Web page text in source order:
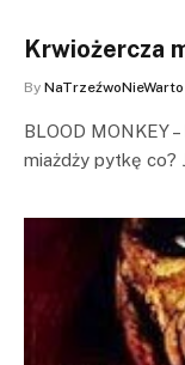
Krwiożercza
By NaTrzeźwoNieWarto
BLOOD MONKEY
miażdży pytkę co?